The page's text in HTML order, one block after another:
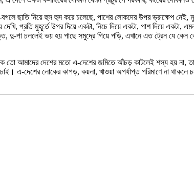
নিয়ে হুস হুস করে চলেছে, পাশের লোকদের উপর ভ্রূক্ষেপ নেই,
প্রতি মুহূর্তে উপর দিয়ে একটা, নিচে দিয়ে একটা, পাশ দিয়ে একটা,
চললেই ভয় হয় পাছে সমুদ্রে গিয়ে পড়ি, এখানে এত ট্রেন যে কেন
আমাদের দেশের মতো এ-দেশের জমিতে আঁচড় কাটলেই শস্য হয় না,
এ-দেশের লোকের কাপড়, কয়লা, খাওয়া অপর্যাপ্ত পরিমাণে না